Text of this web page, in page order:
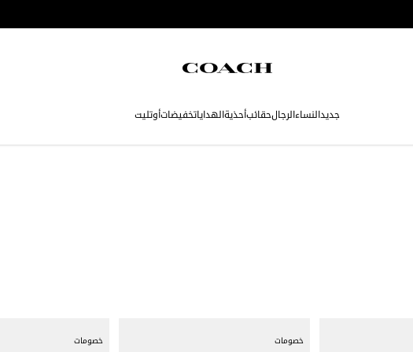
جديدالنساءالرجالحقائبأحذيةالهداياتخفيضاتأوتليت
خصومات خصومات